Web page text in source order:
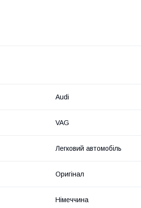
Audi
VAG
Легковий автомобіль
Оригінал
Німеччина